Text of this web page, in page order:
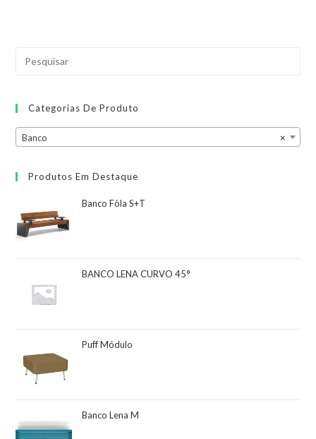
Categorias De Produto
×
Banco
Produtos Em Destaque
Banco Fòla S+T
BANCO LENA CURVO 45°
Puff Módulo
Banco Lena M